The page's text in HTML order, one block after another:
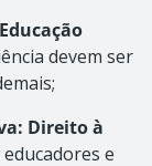
devem ser
Direito à
e